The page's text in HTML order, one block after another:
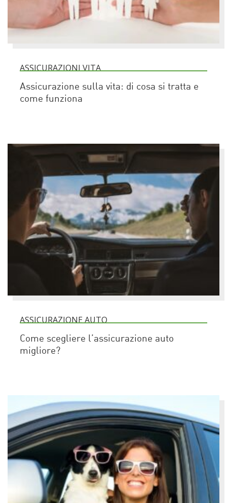
ASSICURAZIONI VITA
Assicurazione sulla vita: di cosa si tratta e
come funziona
ASSICURAZIONE AUTO
Come scegliere l’assicurazione auto
migliore?